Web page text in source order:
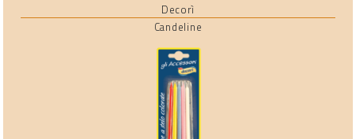
Decorì
Candeline